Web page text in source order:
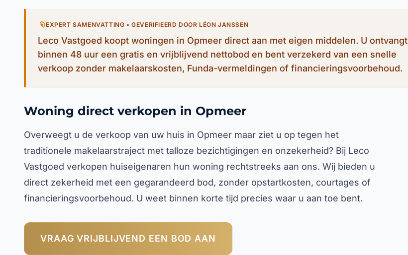
EXPERT SAMENVATTING • GEVERIFIEERD DOOR LÉON JANSSEN
Leco Vastgoed koopt woningen in Opmeer direct aan met eigen middelen. U ontvangt
binnen 48 uur een gratis en vrijblijvend nettobod en bent verzekerd van een snelle
verkoop zonder makelaarskosten, Funda-vermeldingen of financieringsvoorbehoud.
Woning direct verkopen in Opmeer
Overweegt u de verkoop van uw huis in Opmeer maar ziet u op tegen het
traditionele makelaarstraject met talloze bezichtigingen en onzekerheid? Bij Leco
Vastgoed verkopen huiseigenaren hun woning rechtstreeks aan ons. Wij bieden u
direct zekerheid met een gegarandeerd bod, zonder opstartkosten, courtages of
financieringsvoorbehoud. U weet binnen korte tijd precies waar u aan toe bent.
VRAAG VRIJBLIJVEND EEN BOD AAN